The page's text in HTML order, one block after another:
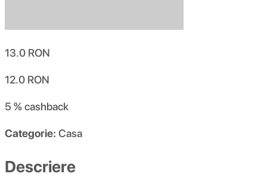
13.0 RON
12.0 RON
5 %cashback
Categorie: Casa
Descriere